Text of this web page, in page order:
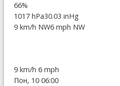
66%
1017 hPa30.03 inHg
9 km/h NW6 mph NW
9 km/h 6 mph
Пон, 10 06:00